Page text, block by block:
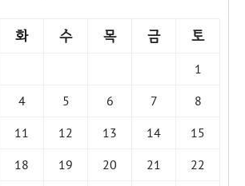
화 수 목 금 토
1
4 5 6 7
8
11 12 13 14
15
18 19 20 21
22